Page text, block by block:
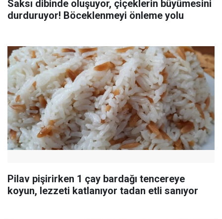
Saksı dibinde oluşuyor, çiçeklerin büyümesini
durduruyor! Böceklenmeyi önleme yolu
Pilav pişirirken 1 çay bardağı tencereye
koyun, lezzeti katlanıyor tadan etli sanıyor